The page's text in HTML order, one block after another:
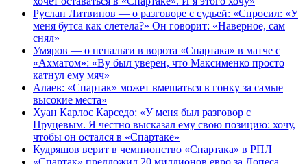
Руслан Литвинов — о разговоре с судьей: «Спросил: «У
меня бутса как слетела?» Он говорит: «Наверное, сам
снял»
Умяров — о пенальти в ворота «Спартака» в матче с
«Ахматом»: «Ву был уверен, что Максименко просто
катнул ему мяч»
Алаев: «Спартак» может вмешаться в гонку за самые
высокие места»
Хуан Карлос Карседо: «У меня был разговор с
Пруцевым. Я честно высказал ему свою позицию: хочу,
чтобы он остался в «Спартаке»
Кудряшов верит в чемпионство «Спартака» в РПЛ
«Спартак» предложил 20 миллионов евро за Лопеса,